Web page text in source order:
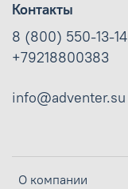
О компании
Контакты
8 (800) 550-13-14
+79218800383
info@adventer.su